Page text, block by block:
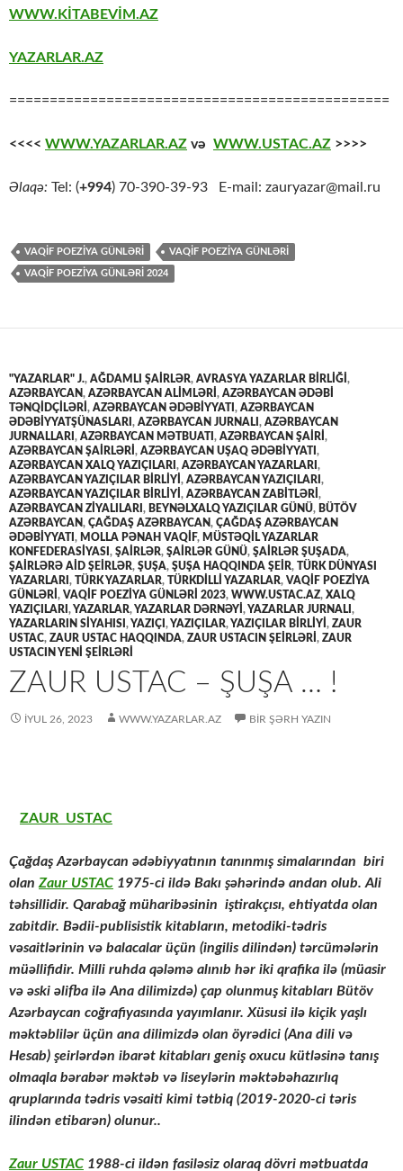
WWW.KİTABEVİM.AZ
YAZARLAR.AZ
===============================================
<<<< WWW.YAZARLAR.AZ və WWW.USTAC.AZ >>>>
Əlaqə: Tel: (+994) 70-390-39-93 E-mail: zauryazar@mail.ru
VAQİF POEZİYA GÜNLƏRİ VAQIF POEZIYA GÜNLƏRI
VAQIF POEZIYA GÜNLƏRI 2024
"YAZARLAR" J., AĞDAMLI ŞAİRLƏR, AVRASYA YAZARLAR BİRLİĞİ ,
AZƏRBAYCAN, AZƏRBAYCAN ALİMLƏRİ , AZƏRBAYCAN ƏDƏBİ
TƏNQİDÇİLƏRİ , AZƏRBAYCAN ƏDƏBIYYATI , AZƏRBAYCAN
ƏDƏBİYYATŞÜNASLARI , AZƏRBAYCAN JURNALI , AZƏRBAYCAN
JURNALLARI , AZƏRBAYCAN MƏTBUATI , AZƏRBAYCAN ŞAİRİ ,
AZƏRBAYCAN ŞAİRLƏRİ , AZƏRBAYCAN UŞAQ ƏDƏBİYYATI ,
AZƏRBAYCAN XALQ YAZIÇILARI , AZƏRBAYCAN YAZARLARI ,
AZƏRBAYCAN YAZIÇILAR BİRLİYİ , AZƏRBAYCAN YAZIÇILARI ,
AZƏRBAYCAN YAZIÇILAR BIRLIYI , AZƏRBAYCAN ZABİTLƏRİ ,
AZƏRBAYCAN ZİYALILARI , BEYNƏLXALQ YAZIÇILAR GÜNÜ, BÜTÖV
AZƏRBAYCAN, ÇAĞDAŞ AZƏRBAYCAN, ÇAĞDAŞ AZƏRBAYCAN
ƏDƏBIYYATI , MOLLA PƏNAH VAQİF, MÜSTƏQİL YAZARLAR
KONFEDERASİYASI , ŞAİRLƏR, ŞAİRLƏR GÜNÜ, ŞAİRLƏR ŞUŞADA,
ŞAİRLƏRƏ AİD ŞEİRLƏR, ŞUŞA, ŞUŞA HAQQINDA ŞEİR,
TÜRK DÜNYASI
YAZARLARI , TÜRK YAZARLAR, TÜRKDİLLİ YAZARLAR, VAQİF POEZİYA
GÜNLƏRİ , VAQİF POEZİYA GÜNLƏRİ 2023, WWW.USTAC.AZ, XALQ
YAZIÇILARI , YAZARLAR, YAZARLAR DƏRNƏYİ , YAZARLAR JURNALI ,
YAZARLARIN SİYAHISI , YAZIÇI , YAZIÇILAR, YAZIÇILAR BİRLİYİ , ZAUR
USTAC, ZAUR USTAC HAQQINDA, ZAUR USTACIN ŞEİRLƏRİ , ZAUR
USTACIN YENİ ŞEİRLƏRİ
ZAUR USTAC – ŞUŞA … !
İYUL 26, 2023 WWW.YAZARLAR.AZ BIR ŞƏRH YAZIN
ZAUR USTAC
Çağdaş Azərbaycan ədəbiyyatının tanınmış simalarından biri
olanZaur USTAC 1975-ci ildə Bakı şəhərində andan olub. Ali
təhsillidir. Qarabağ müharibəsinin iştirakçısı, ehtiyatda olan
zabitdir. Bədii-publisistik kitabların, metodiki-tədris
vəsaitlərinin və balacalar üçün (ingilis dilindən) tərcümələrin
müəllifidir. Milli ruhda qələmə alınıb hər iki qrafika ilə (müasir
və əski əlifba ilə Ana dilimizdə) çap olunmuş kitabları Bütöv
Azərbaycan coğrafiyasında yayımlanır. Xüsusi ilə kiçik yaşlı
məktəblilər üçün ana dilimizdə olan öyrədici (Ana dili və
Hesab) şeirlərdən ibarət kitabları geniş oxucu kütləsinə tanış
olmaqla bərabər məktəb və liseylərin məktəbəhazırlıq
qruplarında tədris vəsaiti kimi tətbiq (2019-2020-ci təris
ilindən etibarən) olunur..
Zaur USTAC 1988-ci ildən fasiləsiz olaraq dövri mətbuatda